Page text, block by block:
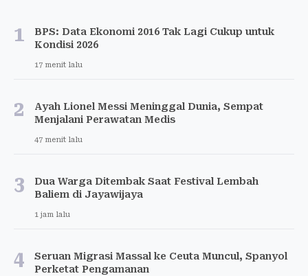
1
BPS: Data Ekonomi 2016 Tak Lagi Cukup untuk
Kondisi 2026
17 menit lalu
2
Ayah Lionel Messi Meninggal Dunia, Sempat
Menjalani Perawatan Medis
47 menit lalu
3
Dua Warga Ditembak Saat Festival Lembah
Baliem di Jayawijaya
1 jam lalu
4
Seruan Migrasi Massal ke Ceuta Muncul, Spanyol
Perketat Pengamanan